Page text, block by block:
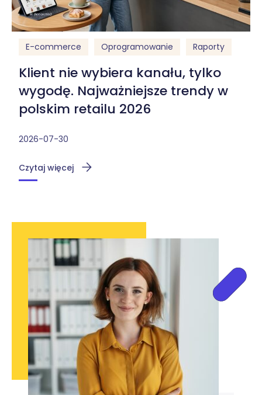
E-commerce Oprogramowanie Raporty
Klient nie wybiera kanału, tylko
wygodę. Najważniejsze trendy w
polskim retailu 2026
2026-07-30
Czytaj więcej